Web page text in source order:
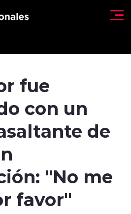
fue
con un
de
"No me
favor"